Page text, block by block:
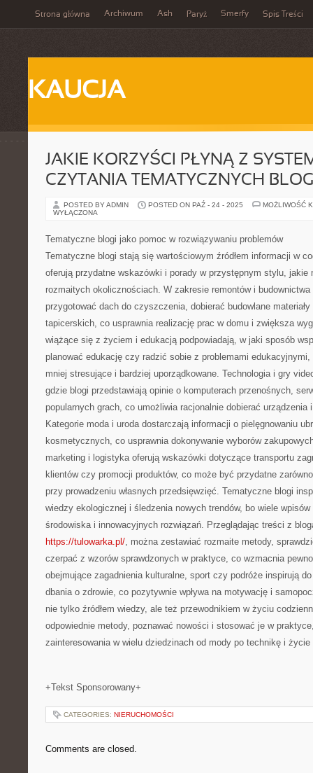
Strona główna Archiwum Ash Paryż Smerfy Spis Treści
KAUCJA
JAKIE KORZYŚCI PŁYNĄ Z
CZYTANIA TEMATYCZNYCH
POSTED BY ADMIN POSTED ON PAŹ - 24 - 2025
MOŻLIWOŚĆ
WYŁĄCZONA
Tematyczne blogi jako pomoc w rozwiązywaniu problemów
Tematyczne blogi stają się wartościowym źródłem informacji w
oferują przydatne wskazówki i porady w przystępnym stylu, jakie
rozmaitych okolicznościach. W zakresie remontów i
przygotować dach do czyszczenia, dobierać budowlane
tapicerskich, co usprawnia realizację prac w domu i zwiększa
wiążące się z życiem i edukacją podpowiadają, w jaki sposób
planować edukację czy radzić sobie z problemami edukacyjnymi,
mniej stresujące i bardziej uporządkowane. Technologia i gry
gdzie blogi przedstawiają opinie o komputerach przenośnych,
popularnych grach, co umożliwia racjonalnie dobierać urządzenia
Kategorie moda i uroda dostarczają informacji o pielęgnowaniu
kosmetycznych, co usprawnia dokonywanie wyborów
marketing i logistyka oferują wskazówki dotyczące transportu
klientów czy promocji produktów, co może być przydatne
przy prowadzeniu własnych przedsięwzięć. Tematyczne blogi
wiedzy ekologicznej i śledzenia nowych trendów, bo wiele
środowiska i innowacyjnych rozwiązań. Przeglądając treści z
https://tulowarka.pl/, można zestawiać rozmaite metody,
czerpać z wzorów sprawdzonych w praktyce, co wzmacnia
obejmujące zagadnienia kulturalne, sport czy podróże inspirują
dbania o zdrowie, co pozytywnie wpływa na motywację i
nie tylko źródłem wiedzy, ale też przewodnikiem w życiu
odpowiednie metody, poznawać nowości i stosować je w
zainteresowania w wielu dziedzinach od mody po technikę i życie
+Tekst Sponsorowany+
CATEGORIES: NIERUCHOMOŚCI
Comments are closed.